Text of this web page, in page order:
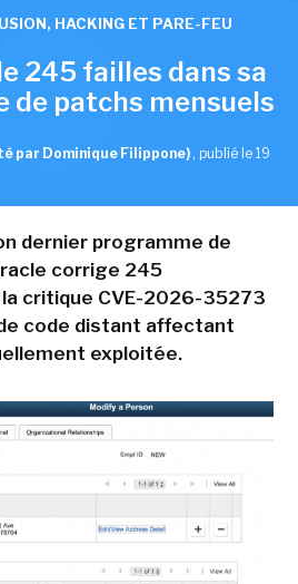
HACKING ET PARE-FEU
245 failles dans sa
de patchs mensuels
par Dominique Filippone) , publié le 19
dernier programme de
corrige 245
critique CVE-2026-35273
code distant affectant
exploitée.